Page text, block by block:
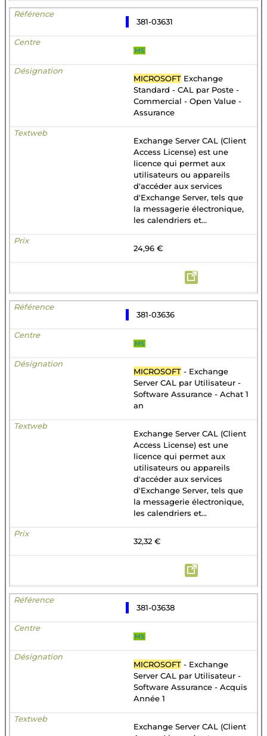
381-03631
MS
MICROSOFT Exchange
Standard - CAL par Poste -
Commercial - Open Value -
Assurance
Exchange Server CAL (Client
Access License) est une
licence qui permet aux
utilisateurs ou appareils
d'accéder aux services
d'Exchange Server, tels que
la messagerie électronique,
les calendriers et...
24,96 €
381-03636
MS
MICROSOFT - Exchange
Server CAL par Utilisateur -
Software Assurance - Achat 1
an
Exchange Server CAL (Client
Access License) est une
licence qui permet aux
utilisateurs ou appareils
d'accéder aux services
d'Exchange Server, tels que
la messagerie électronique,
les calendriers et...
32,32 €
381-03638
MS
MICROSOFT - Exchange
Server CAL par Utilisateur -
Software Assurance - Acquis
Année 1
Exchange Server CAL (Client